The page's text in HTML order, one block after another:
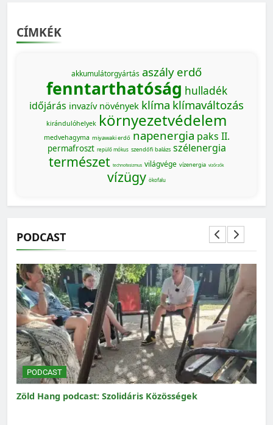
CÍMKÉK
akkumulátorgyártás aszály erdő
fenntarthatóság hulladék
időjárás invazív növények klíma klímaváltozás
kirándulóhelyek környezetvédelem
medvehagyma miyawaki erdő napenergia paks II.
permafroszt repülő mókus szendőfi balázs szélenergia
természet technofasizmus világvége vízenergia vízőrzők
vízügy ökofalu
PODCAST
Szolidáris Közösségek
PODCAST
Zöld Hang
MAGYARORSZÁG SZÁMOKBAN
Magyarország számokban: a nők szerepvállalása a
közéletben